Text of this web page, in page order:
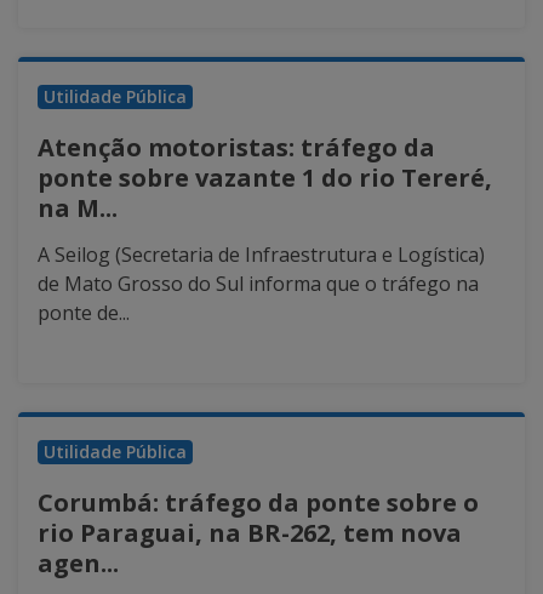
Utilidade Pública
Atenção motoristas: tráfego da
ponte sobre vazante 1 do rio Tereré,
na M...
A Seilog (Secretaria de Infraestrutura e Logística)
de Mato Grosso do Sul informa que o tráfego na
ponte de...
Utilidade Pública
Corumbá: tráfego da ponte sobre o
rio Paraguai, na BR-262, tem nova
agen...